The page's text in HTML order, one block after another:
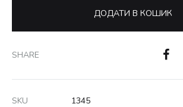
ДОДАТИ В КОШИК
SHARE
SKU
1345